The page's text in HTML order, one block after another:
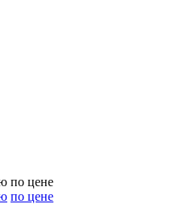
по цене
по цене